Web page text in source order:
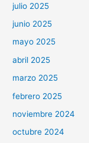
julio 2025
junio 2025
mayo 2025
abril 2025
marzo 2025
febrero 2025
noviembre 2024
octubre 2024